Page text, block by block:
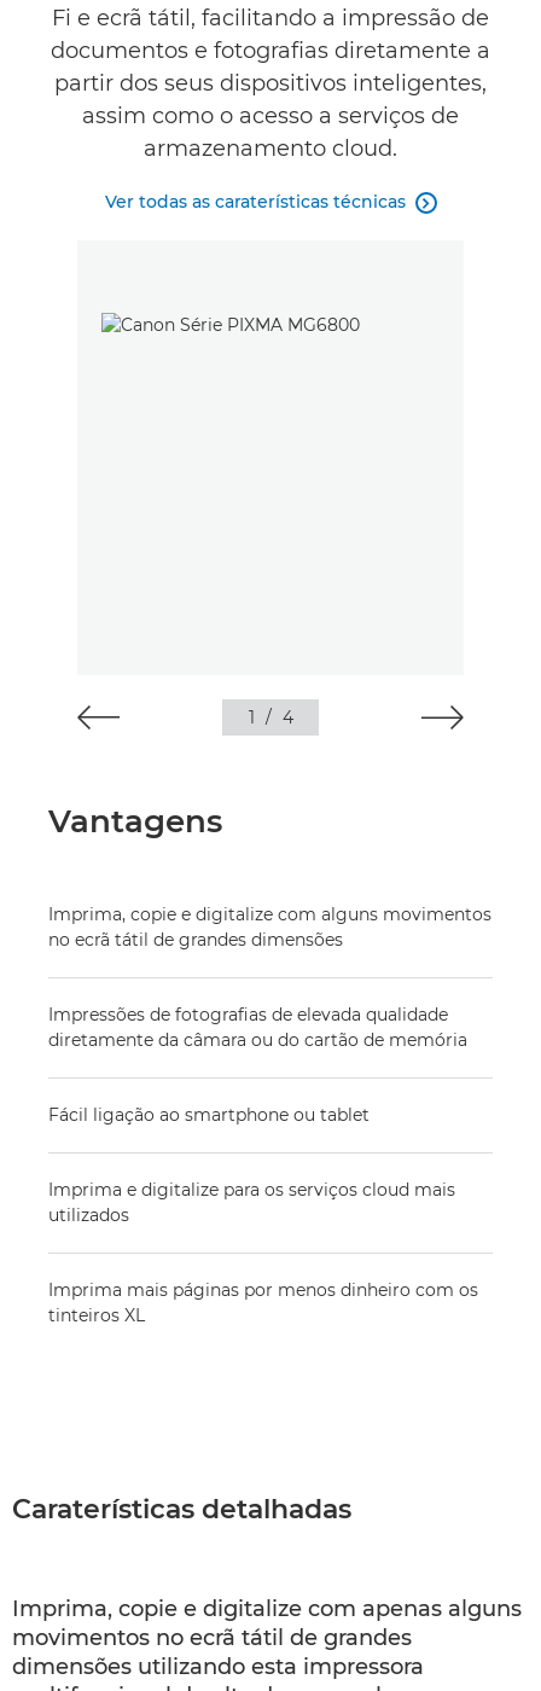
Fi e ecrã tátil, facilitando a impressão de
documentos e fotografias diretamente a
partir dos seus dispositivos inteligentes,
assim como o acesso a serviços de
armazenamento cloud.
Ver todas as caraterísticas técnicas 
1 / 4
Vantagens
Imprima, copie e digitalize com alguns movimentos
no ecrã tátil de grandes dimensões
Impressões de fotografias de elevada qualidade
diretamente da câmara ou do cartão de memória
Fácil ligação ao smartphone ou tablet
Imprima e digitalize para os serviços cloud mais
utilizados
Imprima mais páginas por menos dinheiro com os
tinteiros XL
Caraterísticas detalhadas
Imprima, copie e digitalize com apenas alguns
movimentos no ecrã tátil de grandes
dimensões utilizando esta impressora